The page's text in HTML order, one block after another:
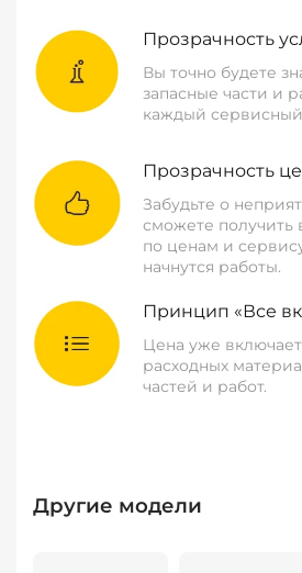
Прозрачность
Вы точно будете
запасные части и
каждый сервисный
Прозрачность
Забудьте о
сможете
по ценам и
начнутся работы.
Принцип «Все
Цена уже
расходных
частей и работ.
Другие модели